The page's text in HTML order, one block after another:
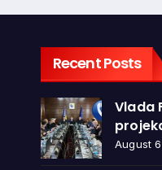
Recent Posts
Vlada
August